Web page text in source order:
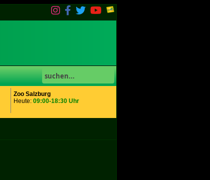
Zoo Salzburg
Heute: 09:00-18:30 Uhr